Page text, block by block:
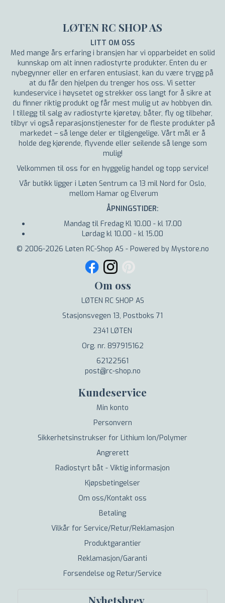
LØTEN RC SHOP AS
LITT OM OSS
Med mange års erfaring i bransjen har vi opparbeidet en solid
kunnskap om alt innen radiostyrte produkter. Enten du er
nybegynner eller en erfaren entusiast, kan du være trygg på
at du får den hjelpen du trenger hos oss. Vi setter
kundeservice i høysetet og strekker oss langt for å sikre at
du finner riktig produkt og får mest mulig ut av hobbyen din.
I tillegg til salg av radiostyrte kjøretøy, båter, fly og tilbehør,
tilbyr vi også reparasjonstjenester for de fleste produkter på
markedet – så lenge deler er tilgjengelige. Vårt mål er å
holde deg kjørende, flyvende eller seilende så lenge som
mulig!
Velkommen til oss for en hyggelig handel og topp service!
Vår butikk ligger i Løten Sentrum ca 13 mil Nord for Oslo,
mellom Hamar og Elverum
ÅPNINGSTIDER:
Mandag til Fredag Kl 10.00 - kl 17.00
Lørdag kl 10.00 - kl 15.00
© 2006-2026 Løten RC-Shop AS - Powered by Mystore.no
Om oss
LØTEN RC SHOP AS
Stasjonsvegen 13, Postboks 71
2341 LØTEN
Org. nr. 897915162
62122561
post@rc-shop.no
Kundeservice
Min konto
Personvern
Sikkerhetsinstrukser for Lithium Ion/Polymer
Angrerett
Radiostyrt båt - Viktig informasjon
Kjøpsbetingelser
Om oss/Kontakt oss
Betaling
Vilkår for Service/Retur/Reklamasjon
Produktgarantier
Reklamasjon/Garanti
Forsendelse og Retur/Service
Nyhetsbrev